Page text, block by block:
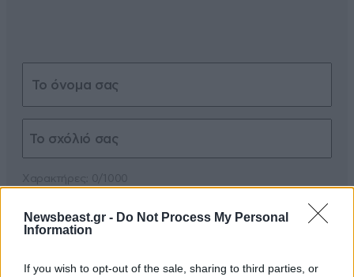
Newsbeast.gr - Do Not Process My Personal
Information
If you wish to opt-out of the sale, sharing to third parties, or
Διαβάστε και ακολουθήστε τους κανόνες σχολιασμού